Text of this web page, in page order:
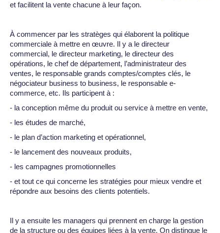
et facilitent la vente chacune à leur façon.
À commencer par les stratèges qui élaborent la politique
commerciale à mettre en œuvre. Il y a le directeur
commercial, le directeur marketing, le directeur des
opérations, le chef de département, l’administrateur des
ventes, le responsable grands comptes/comptes clés, le
négociateur business to business, le responsable e-
commerce, etc. Ils participent à :
- la conception même du produit ou service à mettre en vente,
- les études de marché,
- le plan d’action marketing et opérationnel,
- le lancement des nouveaux produits,
- les campagnes promotionnelles
- et tout ce qui concerne les stratégies pour mieux vendre et
répondre aux besoins des clients potentiels.
Il y a ensuite les managers qui prennent en charge la gestion
de la structure ou des équipes liées à la vente. On distingue le